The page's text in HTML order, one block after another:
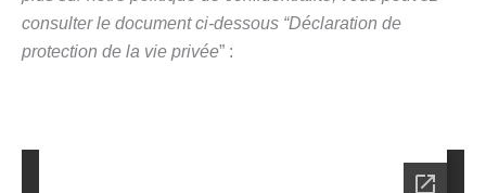
consulter le document ci-dessous “Déclaration de
protection de la vie privée” :